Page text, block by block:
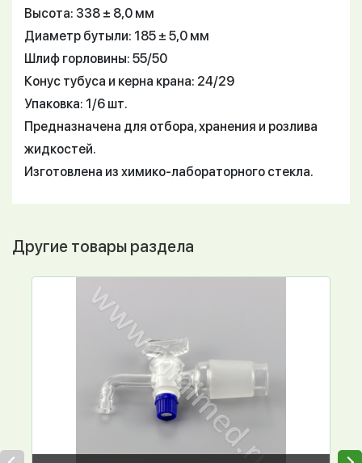
Высота: 338 ± 8,0 мм
Диаметр бутыли: 185 ± 5,0 мм
Шлиф горловины: 55/50
Конус тубуса и керна крана: 24/29
Упаковка: 1/6 шт.
Предназначена для отбора, хранения и розлива
жидкостей.
Изготовлена из химико-лабораторного стекла.
Другие товары раздела